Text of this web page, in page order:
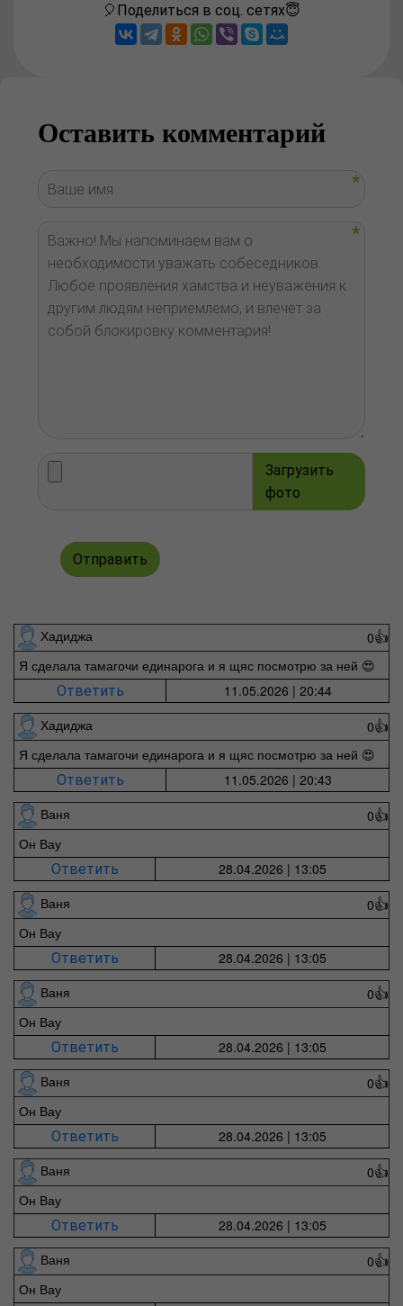
🎈Поделиться в соц. сетях😇
Оставить комментарий
Загрузить
фото
Отправить
Хадиджа 0👍
Я сделала тамагочи единарога и я щяс посмотрю за ней 😍
Ответить
11.05.2026 | 20:44
Хадиджа
0👍
Я сделала тамагочи единарога и я щяс посмотрю за ней 😍
Ответить
11.05.2026 | 20:43
Ваня
0👍
Он Вау
Ответить
28.04.2026 | 13:05
Ваня
0👍
Он Вау
Ответить
28.04.2026 | 13:05
Ваня
0👍
Он Вау
Ответить
28.04.2026 | 13:05
Ваня
0👍
Он Вау
Ответить
28.04.2026 | 13:05
Ваня
0👍
Он Вау
Ответить
28.04.2026 | 13:05
Ваня
0👍
Он Вау